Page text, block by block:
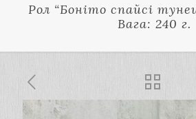
Рол “Боніто спайсі
Вага: 240 г.